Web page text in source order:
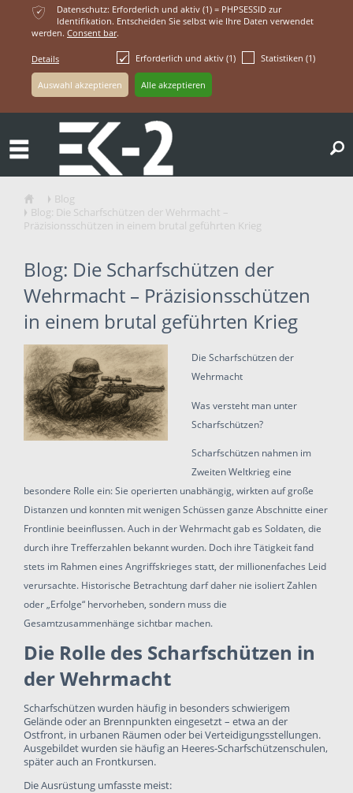
ќ
Datenschutz: Erforderlich und aktiv (1) = PHPSESSID zur
Identifikation. Entscheiden Sie selbst wie Ihre Daten verwendet
werden. Consent bar.
Details Erforderlich und aktiv (1) Statistiken (1)
ř
ŷ Ţ Blog
Ţ Blog: Die Scharfschützen der Wehrmacht –
Präzisionsschützen in einem brutal geführten Krieg
Blog: Die Scharfschützen der
Wehrmacht – Präzisionsschützen
in einem brutal geführten Krieg
Die Scharfschützen der
Wehrmacht
Was versteht man unter
Scharfschützen?
Scharfschützen nahmen im
Zweiten Weltkrieg eine
besondere Rolle ein: Sie operierten unabhängig, wirkten auf große
Distanzen und konnten mit wenigen Schüssen ganze Abschnitte einer
Frontlinie beeinflussen. Auch in der Wehrmacht gab es Soldaten, die
durch ihre Trefferzahlen bekannt wurden. Doch ihre Tätigkeit fand
stets im Rahmen eines Angriffskrieges statt, der millionenfaches Leid
verursachte. Historische Betrachtung darf daher nie isoliert Zahlen
oder „Erfolge“ hervorheben, sondern muss die
Gesamtzusammenhänge sichtbar machen.
Die Rolle des Scharfschützen in
der Wehrmacht
Scharfschützen wurden häufig in besonders schwierigem
Gelände oder an Brennpunkten eingesetzt – etwa an der
Ostfront, in urbanen Räumen oder bei Verteidigungsstellungen.
Ausgebildet wurden sie häufig an Heeres-Scharfschützenschulen,
später auch an Frontkursen.
Die Ausrüstung umfasste meist: